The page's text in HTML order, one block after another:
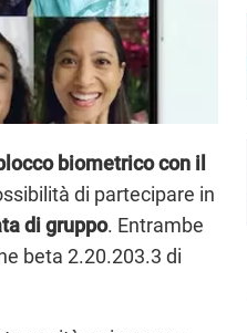
biometrico con il
di partecipare in
di gruppo. Entrambe
beta 2.20.203.3 di